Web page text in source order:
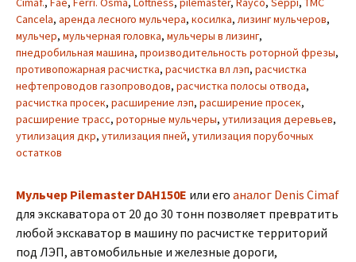
Cancela, аренда лесного мульчера, косилка, лизинг мульчеров,
мульчер, мульчерная головка, мульчеры в лизинг,
пнедробильная машина, производительность роторной фрезы,
противопожарная расчистка, расчистка вл лэп, расчистка
нефтепроводов газопроводов, расчистка полосы отвода,
расчистка просек, расширение лэп, расширение просек,
расширение трасс, роторные мульчеры, утилизация деревьев,
утилизация дкр, утилизация пней, утилизация порубочных
остатков
Мульчер Pilemaster DAH150E или его аналог Denis Cimaf
для экскаватора от 20 до 30 тонн позволяет превратить
любой экскаватор в машину по расчистке территорий
под ЛЭП, автомобильные и железные дороги,